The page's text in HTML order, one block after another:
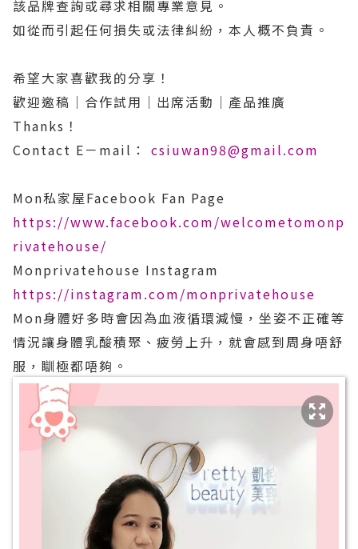
該品牌查詢或尋求相關專業意見。
如從而引起任何損失或法律糾紛，本人概不負責。
希望大家喜歡我的分享！
歡迎邀稿│合作試用│出席活動│產品推廣
Thanks！
Contact E－mail： csiuwan98@gmail.com
Mon私家屋Facebook Fan Page
https://www.facebook.com/welcometomonp
rivatehouse/
Monprivatehouse Instagram
https://instagram.com/monprivatehouse
Mon身體好多時會因為血液循環減慢，坐姿不正確等
情況讓身體乳酸積聚、疲勞上升，就會感到周身唔舒
服，瞓極都唔夠。